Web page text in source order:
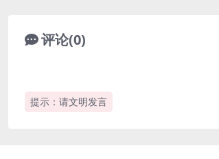
评论(0)
提示：请文明发言